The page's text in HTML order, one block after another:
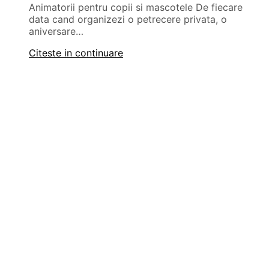
Animatorii pentru copii si mascotele De fiecare
data cand organizezi o petrecere privata, o
aniversare…
Citeste in continuare